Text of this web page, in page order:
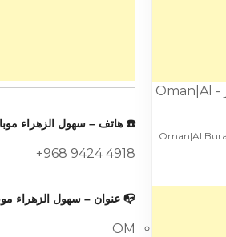
☎️ هاتف – سهول الزهراء
+968 9424 4918
📭 عنوان – سهول الزهراء
OM